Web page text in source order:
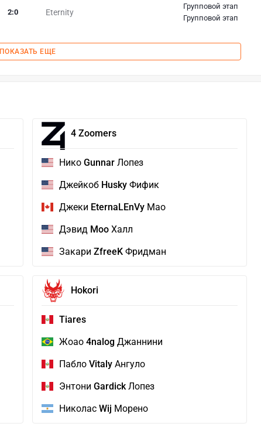
Eternity
2:0
Групповой этап
Групповой этап
ПОКАЗАТЬ ЕЩЕ
4 Zoomers
Нико GunnarЛопез
Джейкоб HuskyФифик
Джеки EternaLEnVyМао
Дэвид MooХалл
Закари ZfreeKФридман
Hokori
Tiares
Жоао 4nalogДжаннини
Пабло VitalyАнгуло
Энтони GardickЛопез
Николас Wij Морено